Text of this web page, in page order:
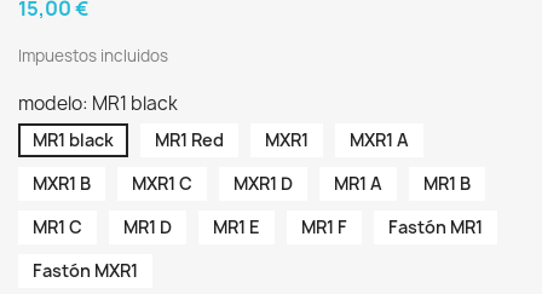
15,00 €
Impuestos incluidos
modelo: MR1 black
MR1 black MR1 Red MXR1
MXR1 A
MXR1 B
MXR1 C MXR1 D MR1 A
MR1 B
MR1 C
MR1 D MR1 E MR1 F
Fastón MR1
Fastón MXR1